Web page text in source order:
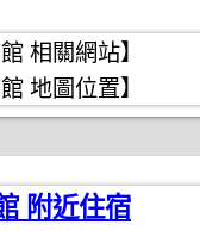
相關網站】
地圖位置】
附近住宿